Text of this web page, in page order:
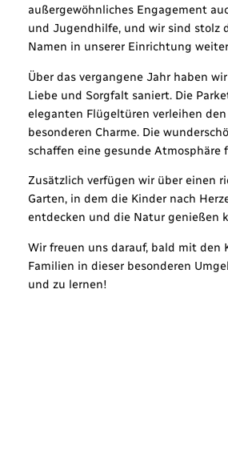
außergewöhnliches Engagement
und Jugendhilfe, und wir sind stolz
Namen in unserer Einrichtung
Über das vergangene Jahr haben
Liebe und Sorgfalt saniert. Die
eleganten Flügeltüren verleihen
besonderen Charme. Die
schaffen eine gesunde Atmosphäre
Zusätzlich verfügen wir über einen
Garten, in dem die Kinder nach
entdecken und die Natur genießen
Wir freuen uns darauf, bald mit den
Familien in dieser besonderen
und zu lernen!